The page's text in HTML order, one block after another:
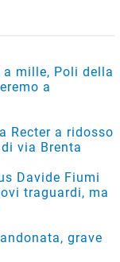
mille, Poli della
a
Recter a ridosso
via Brenta
Davide Fiumi
traguardi, ma
grave